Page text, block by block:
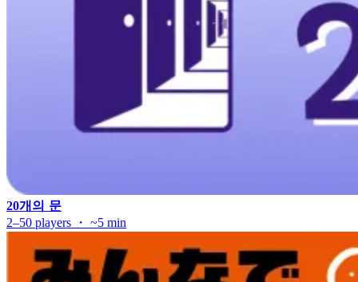
20개의 문
2–50 players ・ ~5 min